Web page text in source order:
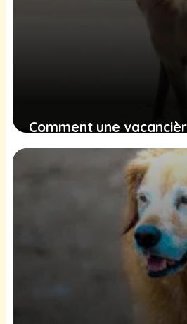
Comment une
ont formé un trio